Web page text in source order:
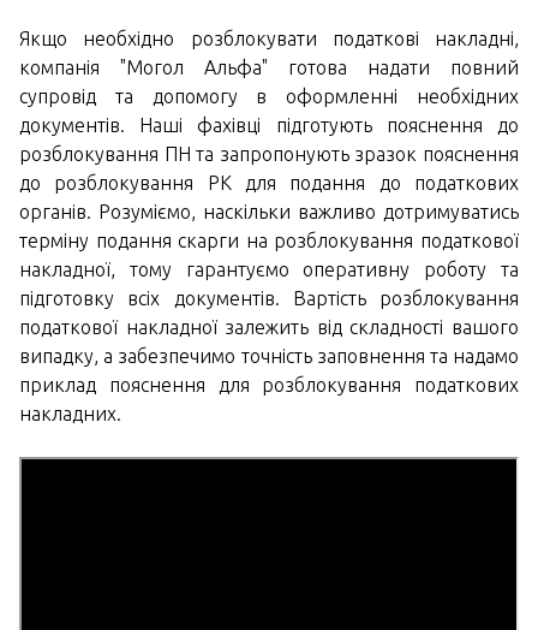
Якщо необхідно розблокувати податкові накладні,
компанія "Могол Альфа" готова надати повний
супровід та допомогу в оформленні необхідних
документів. Наші фахівці підготують пояснення до
розблокування ПН та запропонують зразок пояснення
до розблокування РК для подання до податкових
органів. Розуміємо, наскільки важливо дотримуватись
терміну подання скарги на розблокування податкової
накладної, тому гарантуємо оперативну роботу та
підготовку всіх документів. Вартість розблокування
податкової накладної залежить від складності вашого
випадку, а забезпечимо точність заповнення та надамо
приклад пояснення для розблокування податкових
накладних.